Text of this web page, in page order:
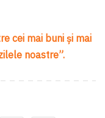
cei mai buni și mai
noastre”.